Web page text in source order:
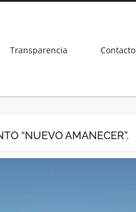
Transparencia Contacto
“NUEVO AMANECER”.